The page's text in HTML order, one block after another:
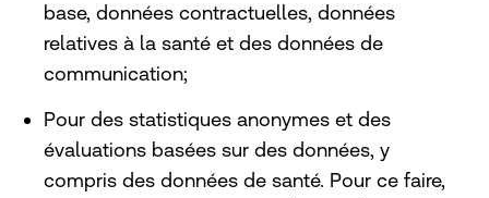
base, données contractuelles, données
relatives à la santé et des données de
communication;
Pour des statistiques anonymes et des
évaluations basées sur des données, y
compris des données de santé. Pour ce faire,